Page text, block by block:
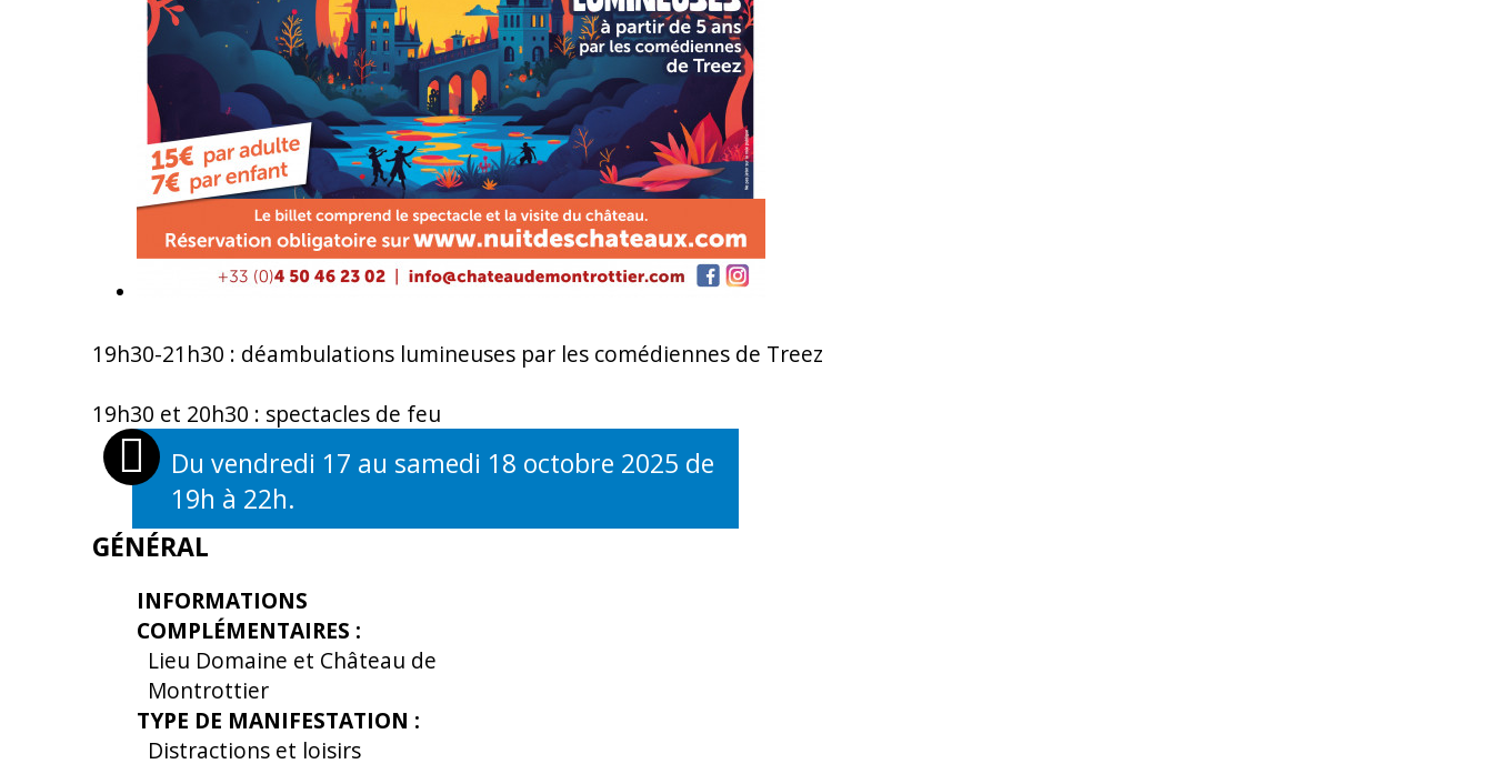
19h30-21h30 : déambulations lumineuses par les comédiennes de Treez
19h30 et 20h30 : spectacles de feu
OUVERTURES
Du vendredi 17 au samedi 18 octobre 2025 de
19h à 22h.
GÉNÉRAL
INFORMATIONS
COMPLÉMENTAIRES :
Lieu Domaine et Château de
Montrottier
TYPE DE MANIFESTATION :
Distractions et loisirs